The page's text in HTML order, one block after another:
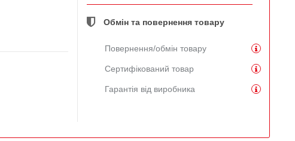
Обмін та повернення товару
Повернення/обмін товару
Сертифікований товар
Гарантія від виробника